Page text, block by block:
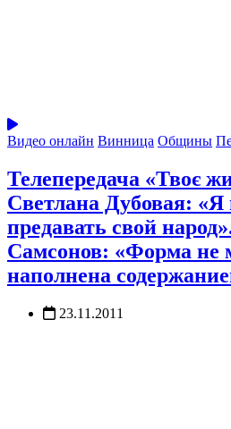
Видео онлайн Винница Общины
Телепередача «Твоє
Светлана Дубовая: «Я
предавать свой
Самсонов: «Форма не
наполнена
23.11.2011